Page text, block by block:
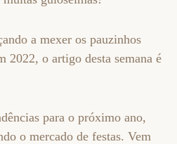
a mexer os pauzinhos
2022, o artigo desta semana é
para o próximo ano,
o mercado de festas. Vem